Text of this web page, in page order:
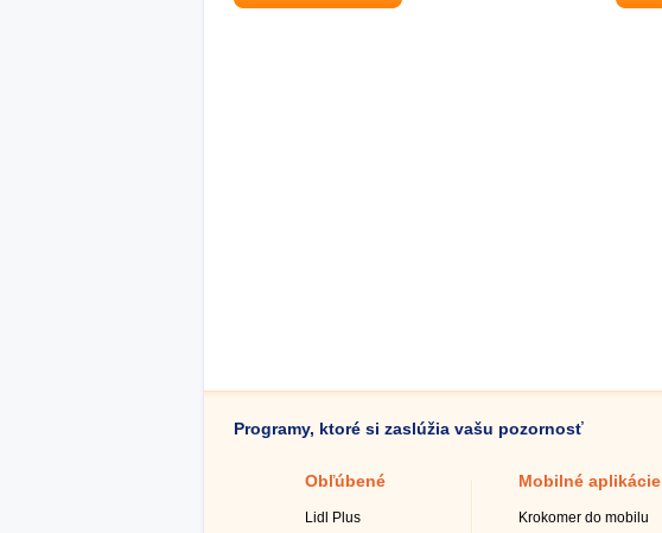
Programy, ktoré si zaslúžia vašu pozornosť
Obľúbené
Lidl Plus
Mobilné aplikácie
Krokomer do mobilu